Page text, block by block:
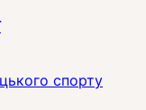
спорту